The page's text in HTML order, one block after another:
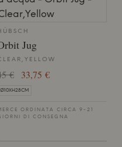
Jug
€ 33,75 €
Ø10XH28CM
ORDINATA CIRCA 9-21
DI CONSEGNA